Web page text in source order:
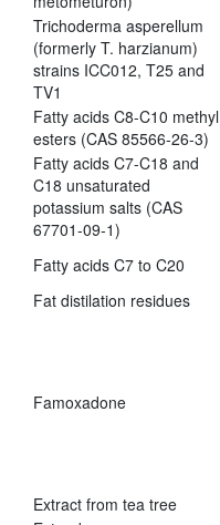
Trichoderma asperellum
(formerly T. harzianum)
strains ICC012, T25 and
TV1
Fatty acids C8-C10 methyl
esters (CAS 85566-26-3)
Fatty acids C7-C18 and
C18 unsaturated
potassium salts (CAS
67701-09-1)
Fatty acids C7 to C20
Fat distilation residues
Famoxadone
Extract from tea tree